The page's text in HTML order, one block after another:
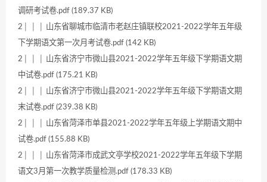
调研考试卷.pdf (189.37 KB)
2│ │ │ 山东省聊城市临清市老赵庄镇联校2021-2022学年五年级
下学期语文第一次月考试卷.pdf (142 KB)
2│ │ │ 山东省济宁市微山县2021-2022学年五年级下学期语文期
中试卷.pdf (175.21 KB)
2│ │ │ 山东省济宁市微山县2021-2022学年五年级下学期语文期
末试卷.pdf (239.38 KB)
2│ │ │ 山东省菏泽市单县2021-2022学年五年级上学期语文期中
试卷.pdf (155.88 KB)
2│ │ │ 山东省菏泽市成武文亭学校2021-2022学年五年级下学期
语文3月第一次教学质量检测.pdf (178.33 KB)